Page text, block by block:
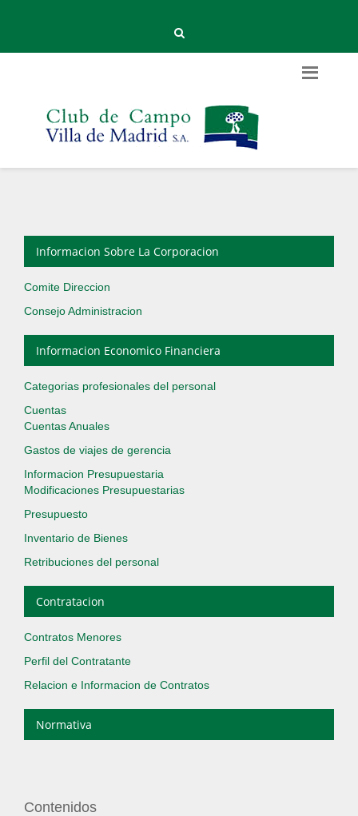
Informacion Sobre La Corporacion
Comite Direccion
Consejo Administracion
Informacion Economico Financiera
Categorias profesionales del personal
Cuentas
Cuentas Anuales
Gastos de viajes de gerencia
Informacion Presupuestaria
Modificaciones Presupuestarias
Presupuesto
Inventario de Bienes
Retribuciones del personal
Contratacion
Contratos Menores
Perfil del Contratante
Relacion e Informacion de Contratos
Normativa
Contenidos